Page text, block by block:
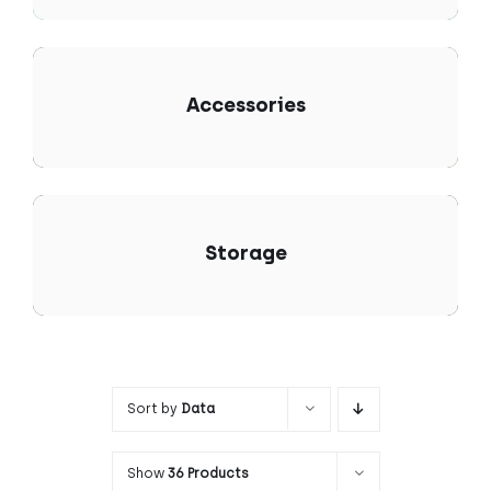
Accessories
Storage
Sort by Data
Show 36 Products